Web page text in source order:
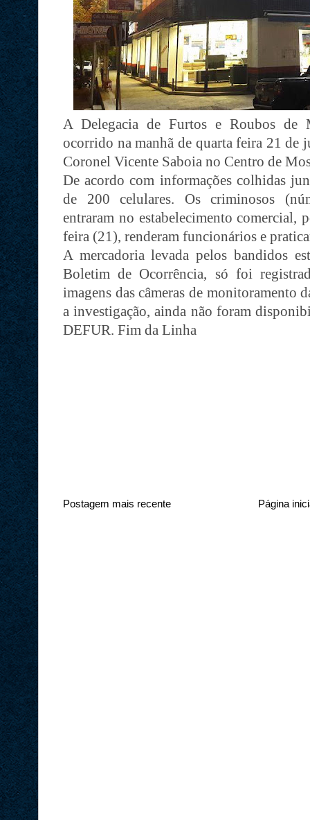
A Delegacia de Furtos e Roubos de
ocorrido na manhã de quarta feira 21 de
Coronel Vicente Saboia no Centro de
De acordo com informações colhidas
de 200 celulares. Os criminosos
entraram no estabelecimento comercial,
feira (21), renderam funcionários e
A mercadoria levada pelos bandidos
Boletim de Ocorrência, só foi
imagens das câmeras de monitoramento
a investigação, ainda não foram
DEFUR. Fim da Linha
Postagem mais recente Página